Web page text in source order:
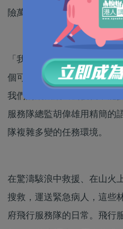
險萬分！//
「我們在執行任務的時候去
個可能很多變數的環境，天
我們的飛機飛出去後就不能
服務隊總監胡偉雄用精簡的
隊複雜多變的任務環境。
在驚濤駭浪中救援、在山火
搜救，運送緊急病人，這些
府飛行服務隊的日常。飛行